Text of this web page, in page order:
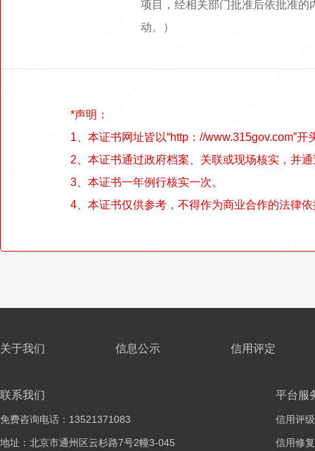
项目，经相关部门批准后依批准
动。）
*声明：
1、本证书网址皆以“http：//www.315gov.com”开
2、本证书通过政府档案、关联或现场核实，并
3、本证书一年例行核实一次。
4、本证书仅供参考，不得作为商业合作的法律
关于我们 信息公示 信用评定
联系我们
免费咨询电话：13521371083
地址：北京市通州区云杉路7号2幢3-045
平台服
信用评级
信用修复